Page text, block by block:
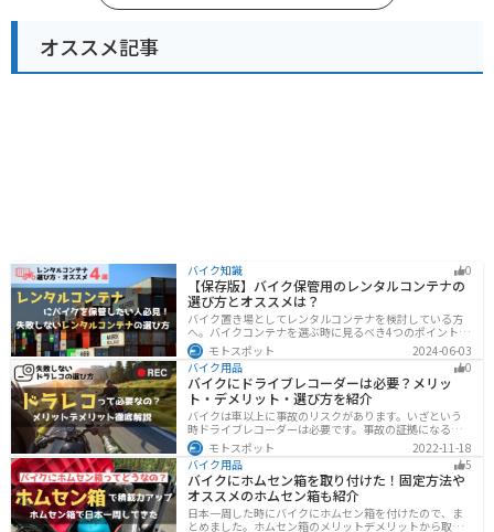
オススメ記事
バイク知識 0
【保存版】バイク保管用のレンタルコンテナの
選び方とオススメは？
バイク置き場としてレンタルコンテナを検討している方
へ。バイクコンテナを選ぶ時に見るべき4つのポイントと
オススメのレンタルコンテナ会社を徹底解説。これさえ
読めば自分に最適なレンタルコンテナを見つけることが
できます。
モトスポット
2024-06-03
バイク用品
0
バイクにドライブレコーダーは必要？メリッ
ト・デメリット・選び方を紹介
バイクは車以上に事故のリスクがあります。いざという
時ドライブレコーダーは必要です。事故の証拠になるの
はもちろん、ツーリングの記録など多数のメリットがあ
ります。ドライブレコーダーのメリットデメリット、選
び方についてまとめました。付けようか悩んでいる人は
参考にしてください。
モトスポット
2022-11-18
バイク用品
5
バイクにホムセン箱を取り付けた！固定方法や
オススメのホムセン箱も紹介
日本一周した時にバイクにホムセン箱を付けたので、ま
とめました。ホムセン箱のメリットデメリットから取り